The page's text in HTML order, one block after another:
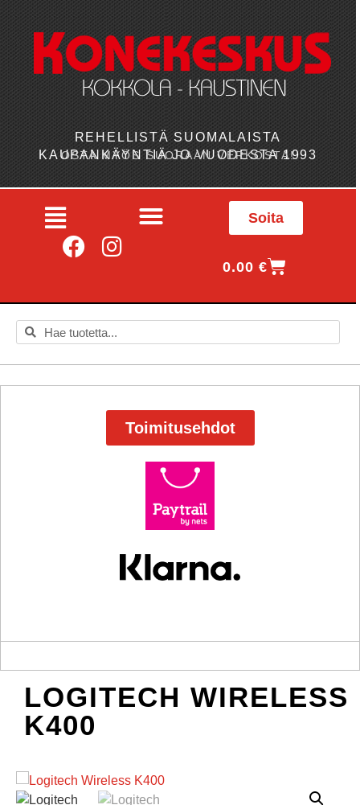
REHELLISTÄ SUOMALAISTA
KAUPANKÄYNTIÄ JO VUODESTA 1993
OSTA MYÖS SUORAAN VERKOSTA!
Soita
0.00€
Toimitusehdot
LOGITECH WIRELESS
K400